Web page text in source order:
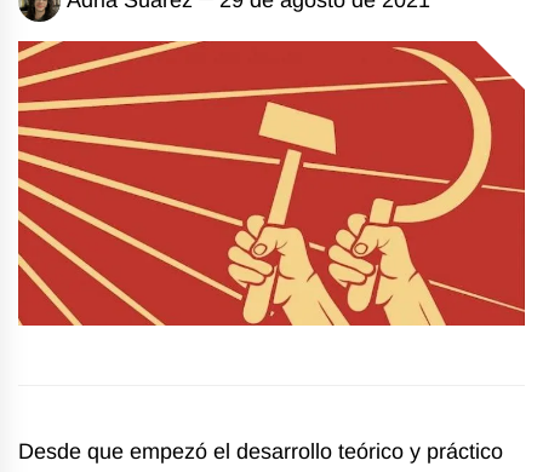
Desde que empezó el desarrollo teórico y práctico